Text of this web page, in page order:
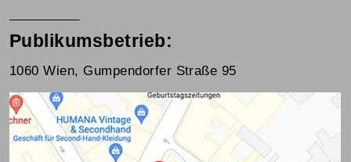
Publikumsbetrieb:
1060 Wien, Gumpendorfer Straße 95